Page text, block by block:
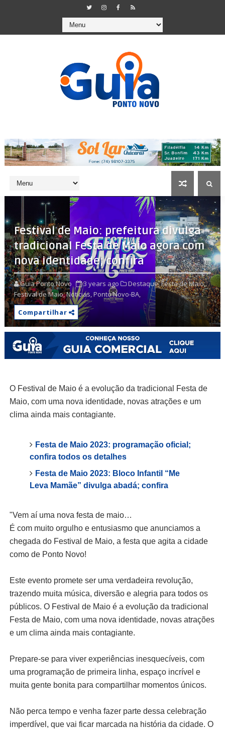
Festival de Maio: prefeitura divulga
tradicional Festa de Maio agora com
nova identidade; confira
Guia Ponto Novo 3 years ago Destaque,Festa de Maio,
Festival de Maio,Notícias,Ponto Novo-BA,
Compartilhar
O Festival de Maio é a evolução da tradicional Festa de
Maio, com uma nova identidade, novas atrações e um
clima ainda mais contagiante.
Festa de Maio 2023: programação oficial;
confira todos os detalhes
Festa de Maio 2023: Bloco Infantil “Me
Leva Mamãe” divulga abadá; confira
"Vem aí uma nova festa de maio…
É com muito orgulho e entusiasmo que anunciamos a
chegada do Festival de Maio, a festa que agita a cidade
como de Ponto Novo!
Este evento promete ser uma verdadeira revolução,
trazendo muita música, diversão e alegria para todos os
públicos. O Festival de Maio é a evolução da tradicional
Festa de Maio, com uma nova identidade, novas atrações
e um clima ainda mais contagiante.
Prepare-se para viver experiências inesquecíveis, com
uma programação de primeira linha, espaço incrível e
muita gente bonita para compartilhar momentos únicos.
Não perca tempo e venha fazer parte dessa celebração
imperdível, que vai ficar marcada na história da cidade. O